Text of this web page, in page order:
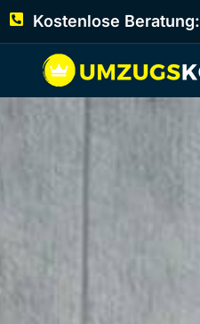
Kostenlose Beratung: